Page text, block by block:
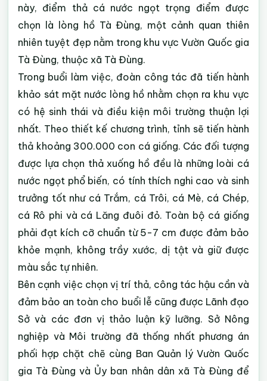
này, điểm thả cá nước ngọt trọng điểm được
chọn là lòng hồ Tà Đùng, một cảnh quan thiên
nhiên tuyệt đẹp nằm trong khu vực Vườn Quốc gia
Tà Đùng, thuộc xã Tà Đùng.
Trong buổi làm việc, đoàn công tác đã tiến hành
khảo sát mặt nước lòng hồ nhằm chọn ra khu vực
có hệ sinh thái và điều kiện môi trường thuận lợi
nhất. Theo thiết kế chương trình, tỉnh sẽ tiến hành
thả khoảng 300.000 con cá giống. Các đối tượng
được lựa chọn thả xuống hồ đều là những loài cá
nước ngọt phổ biến, có tính thích nghi cao và sinh
trưởng tốt như cá Trắm, cá Trôi, cá Mè, cá Chép,
cá Rô phi và cá Lăng đuôi đỏ. Toàn bộ cá giống
phải đạt kích cỡ chuẩn từ 5-7 cm được đảm bảo
khỏe mạnh, không trầy xước, dị tật và giữ được
màu sắc tự nhiên.
Bên cạnh việc chọn vị trí thả, công tác hậu cần và
đảm bảo an toàn cho buổi lễ cũng được Lãnh đạo
Sở và các đơn vị thảo luận kỹ lưỡng. Sở Nông
nghiệp và Môi trường đã thống nhất phương án
phối hợp chặt chẽ cùng Ban Quản lý Vườn Quốc
gia Tà Đùng và Ủy ban nhân dân xã Tà Đùng để